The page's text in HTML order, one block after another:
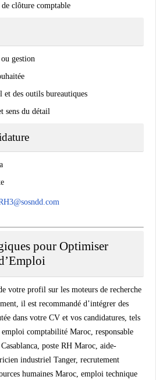
clôture comptable
gestion
et des outils bureautiques
sens du détail
pour Optimiser
votre profil sur les moteurs de recherche
il est recommandé d’intégrer des
dans votre CV et vos candidatures, tels
comptabilité Maroc, responsable
poste RH Maroc, aide-
industriel Tanger, recrutement
humaines Maroc, emploi technique